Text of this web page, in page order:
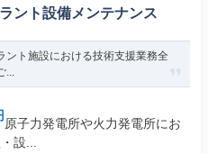
ント設備メンテナンス
ント施設における技術支援業務全
...
子力発電所や火力発電所にお
設...